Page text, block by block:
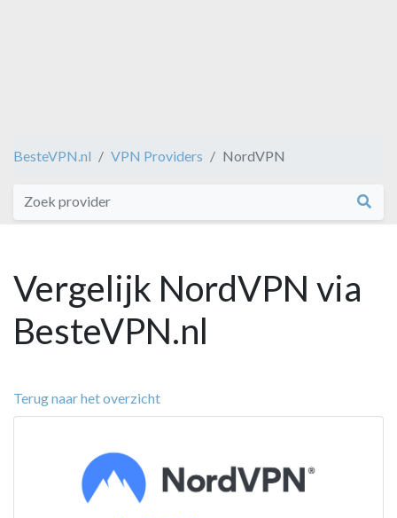
BesteVPN.nl VPN Providers NordVPN
Vergelijk NordVPN via
BesteVPN.nl
Terug naar het overzicht